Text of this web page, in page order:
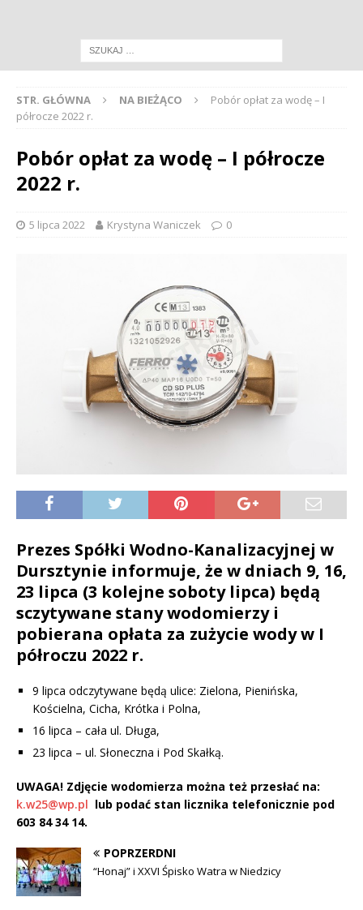
STR. GŁÓWNA NA BIEŻĄCO
Pobór opłat za wodę – I
półrocze 2022 r.
Pobór opłat za wodę – I półrocze
2022 r.
5 lipca 2022 Krystyna Waniczek 0
Prezes Spółki Wodno-Kanalizacyjnej w
Dursztynie informuje, że w dniach 9, 16,
23 lipca (3 kolejne soboty lipca) będą
sczytywane stany wodomierzy i
pobierana opłata za zużycie wody w I
półroczu 2022 r.
9 lipca odczytywane będą ulice: Zielona, Pienińska,
Kościelna, Cicha, Krótka i Polna,
16 lipca – cała ul. Długa,
23 lipca – ul. Słoneczna i Pod Skałką.
UWAGA! Zdjęcie wodomierza można też przesłać na:
k.w25@wp.pl lub podać stan licznika telefonicznie pod
603 84 34 14.
POPRZERDNI
“Honaj” i XXVI Śpisko Watra w Niedzicy